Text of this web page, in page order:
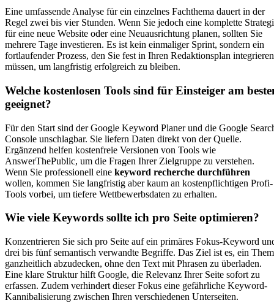
Eine umfassende Analyse für ein einzelnes Fachthema dauert in der
Regel zwei bis vier Stunden. Wenn Sie jedoch eine komplette
für eine neue Website oder eine Neuausrichtung planen, sollten Sie
mehrere Tage investieren. Es ist kein einmaliger Sprint, sondern ein
fortlaufender Prozess, den Sie fest in Ihren Redaktionsplan integrieren
müssen, um langfristig erfolgreich zu bleiben.
Welche kostenlosen Tools sind für Einsteiger am
geeignet?
Für den Start sind der Google Keyword Planer und die Google
Console unschlagbar. Sie liefern Daten direkt von der Quelle.
Ergänzend helfen kostenfreie Versionen von Tools wie
AnswerThePublic, um die Fragen Ihrer Zielgruppe zu verstehen.
Wenn Sie professionell eine keyword recherche durchführen
wollen, kommen Sie langfristig aber kaum an kostenpflichtigen Profi-
Tools vorbei, um tiefere Wettbewerbsdaten zu erhalten.
Wie viele Keywords sollte ich pro Seite optimieren?
Konzentrieren Sie sich pro Seite auf ein primäres Fokus-Keyword
drei bis fünf semantisch verwandte Begriffe. Das Ziel ist es, ein
ganzheitlich abzudecken, ohne den Text mit Phrasen zu überladen.
Eine klare Struktur hilft Google, die Relevanz Ihrer Seite sofort zu
erfassen. Zudem verhindert dieser Fokus eine gefährliche Keyword-
Kannibalisierung zwischen Ihren verschiedenen Unterseiten.